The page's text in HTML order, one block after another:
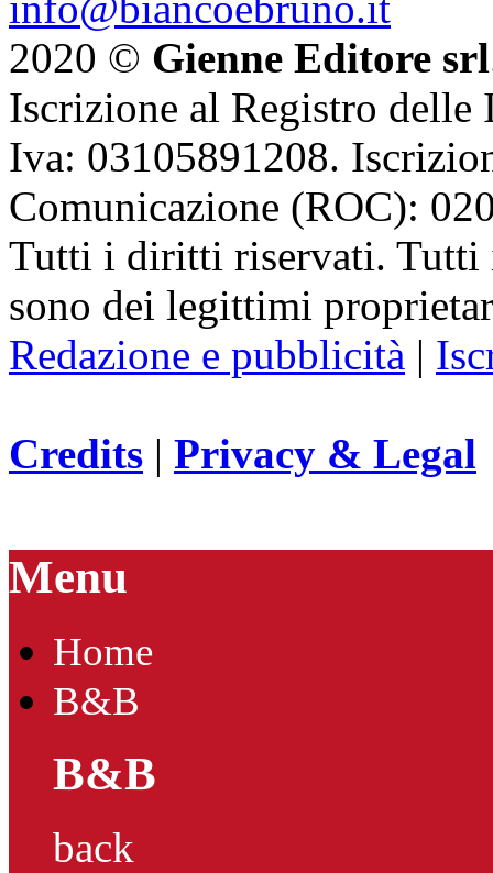
2020 © Gienne Editore srl
Iscrizione al Registro delle
Iva: 03105891208.
Comunicazione (ROC):
Tutti i diritti riservati. Tutti
sono dei legittimi
Redazione e pubblicità |
Credits | Privacy & Legal
Menu
Home
B&B
B&B
back